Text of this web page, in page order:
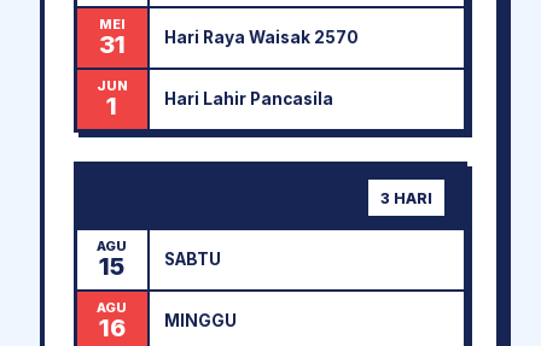
MEI
31 Hari Raya Waisak 2570
JUN
1 Hari Lahir Pancasila
3 HARI
AGU
15 SABTU
AGU
16 MINGGU